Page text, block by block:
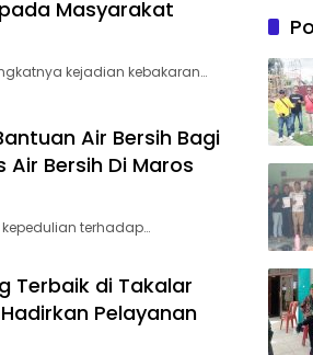
Masyarakat
kejadian kebakaran…
Air Bersih Bagi
Bersih Di Maros
terhadap…
Terbaik di Takalar
Pelayanan
Awasi
agar